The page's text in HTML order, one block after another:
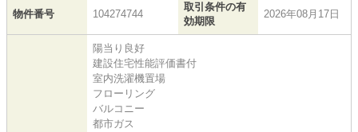
物件番号 104274744
取引条件の有
効期限
2026年08月17日
陽当り良好
建設住宅性能評価書付
室内洗濯機置場
フローリング
バルコニー
都市ガス